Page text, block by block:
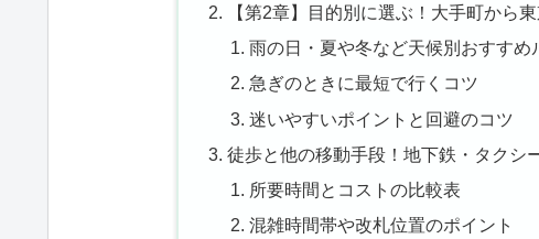
【第2章】目的別に選ぶ！大手町から
雨の日・夏や冬など天候別おすすめ
急ぎのときに最短で行くコツ
迷いやすいポイントと回避のコツ
徒歩と他の移動手段！地下鉄・タクシ
所要時間とコストの比較表
混雑時間帯や改札位置のポイント